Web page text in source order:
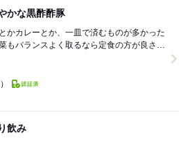
かな黒酢酢豚
かカレーとか、一皿で済むものが多かった
もバランスよく取るなら定食の方が良さそ
飲み